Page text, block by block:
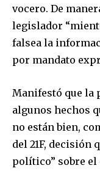
vocero. De
legislador
falsea la
por mandato
Manifestó que la
algunos hechos
no están bien,
del 21F, decisión
político” sobre